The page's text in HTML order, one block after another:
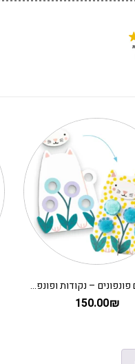
יצירה עם פונפונים – נקודות ופונפונים בדשא DJECO
150.00₪